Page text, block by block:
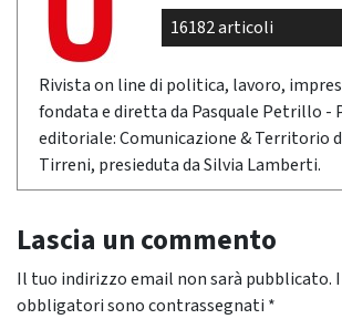
16182 articoli
Rivista on line di politica, lavoro,
fondata e diretta da Pasquale Petrillo -
editoriale: Comunicazione & Territorio
Tirreni, presieduta da Silvia Lamberti.
Lascia un commento
Il tuo indirizzo email non sarà pubblicato.
obbligatori sono contrassegnati *